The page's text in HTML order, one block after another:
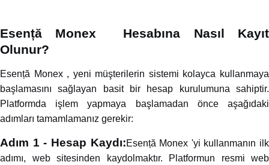
Esență Monex Hesabına Nasıl Kayıt
Olunur?
Esență Monex , yeni müşterilerin sistemi kolayca kullanmaya
başlamasını sağlayan basit bir hesap kurulumuna sahiptir.
Platformda işlem yapmaya başlamadan önce aşağıdaki
adımları tamamlamanız gerekir:
Adım 1 - Hesap Kaydı:Esență Monex 'yi kullanmanın ilk
adımı, web sitesinden kaydolmaktır. Platformun resmi web